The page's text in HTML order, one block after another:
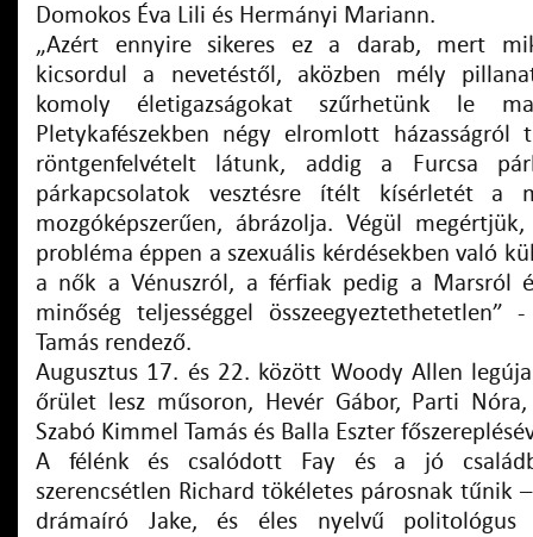
Domokos Éva Lili és Hermányi Mariann.
„Azért ennyire sikeres ez a darab, mert
kicsordul a nevetéstől, aközben mély
komoly életigazságokat szűrhetünk le
Pletykafészekben négy elromlott házasságról
röntgenfelvételt látunk, addig a Furcsa
párkapcsolatok vesztésre ítélt kísérletét a
mozgóképszerűen, ábrázolja. Végül
probléma éppen a szexuális kérdésekben való
a nők a Vénuszról, a férfiak pedig a Marsról
minőség teljességgel összeegyeztethetetlen”
Tamás rendező.
Augusztus 17. és 22. között Woody Allen
őrület lesz műsoron, Hevér Gábor, Parti
Szabó Kimmel Tamás és Balla Eszter
A félénk és csalódott Fay és a jó
szerencsétlen Richard tökéletes párosnak tűnik
drámaíró Jake, és éles nyelvű politológus